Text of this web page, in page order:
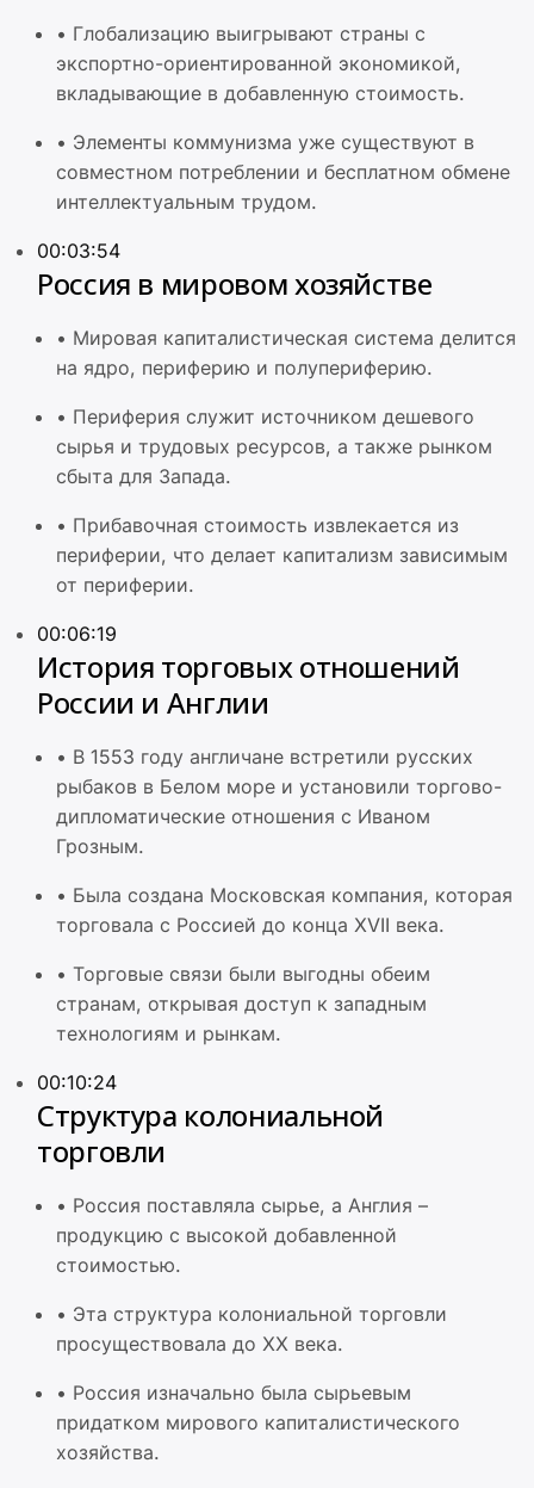
• Глобализацию выигрывают страны с
экспортно-ориентированной экономикой,
вкладывающие в добавленную стоимость.
• Элементы коммунизма уже существуют в
совместном потреблении и бесплатном обмене
интеллектуальным трудом.
00:03:54
Россия в мировом хозяйстве
• Мировая капиталистическая система делится
на ядро, периферию и полупериферию.
• Периферия служит источником дешевого
сырья и трудовых ресурсов, а также рынком
сбыта для Запада.
• Прибавочная стоимость извлекается из
периферии, что делает капитализм зависимым
от периферии.
00:06:19
История торговых отношений
России и Англии
• В 1553 году англичане встретили русских
рыбаков в Белом море и установили торгово-
дипломатические отношения с Иваном
Грозным.
• Была создана Московская компания, которая
торговала с Россией до конца XVII века.
• Торговые связи были выгодны обеим
странам, открывая доступ к западным
технологиям и рынкам.
00:10:24
Структура колониальной
торговли
• Россия поставляла сырье, а Англия –
продукцию с высокой добавленной
стоимостью.
• Эта структура колониальной торговли
просуществовала до XX века.
• Россия изначально была сырьевым
придатком мирового капиталистического
хозяйства.